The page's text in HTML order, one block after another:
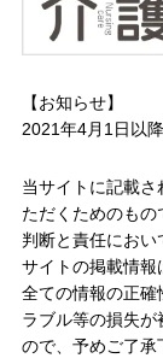
【お知らせ】
2021年4月1日以
当サイトに記載
ただくためのも
判断と責任にお
サイトの掲載情報
全ての情報の正確
ラブル等の損失
ので、予めご了承